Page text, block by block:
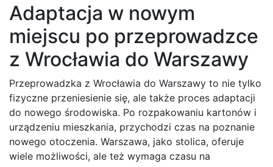
Adaptacja w nowym
miejscu po przeprowadzce
z Wrocławia do Warszawy
Przeprowadzka z Wrocławia do Warszawy to nie tylko
fizyczne przeniesienie się, ale także proces adaptacji
do nowego środowiska. Po rozpakowaniu kartonów i
urządzeniu mieszkania, przychodzi czas na poznanie
nowego otoczenia. Warszawa, jako stolica, oferuje
wiele możliwości, ale też wymaga czasu na